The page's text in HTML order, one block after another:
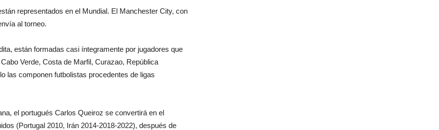
representados en el Mundial. El Manchester City, con
al torneo.
están formadas casi íntegramente por jugadores que
Verde, Costa de Marfil, Curazao, República
las componen futbolistas procedentes de ligas
el portugués Carlos Queiroz se convertirá en el
(Portugal 2010, Irán 2014-2018-2022), después de